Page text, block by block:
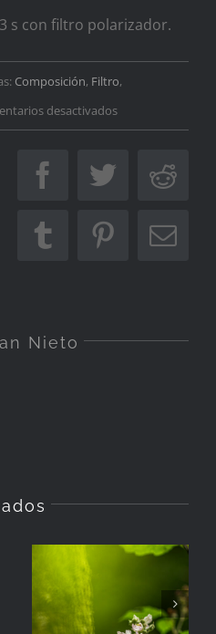
s con filtro polarizador.
Composición, Filtro,
desactivadosen
FacebookTwitter
TumblrPinterest
Nieto
Zarzamora